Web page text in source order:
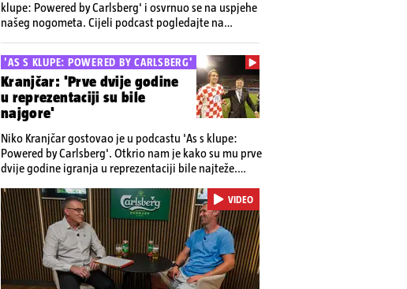
klupe: Powered by Carlsberg' i osvrnuo se na uspjehe
našeg nogometa. Cijeli podcast pogledajte na
'AS S KLUPE: POWERED BY CARLSBERG'
Kranjčar: 'Prve dvije godine
u reprezentaciji su bile
najgore'
Niko Kranjčar gostovao je u podcastu 'As s klupe:
Powered by Carlsberg'. Otkrio nam je kako su mu prve
dvije godine igranja u reprezentaciji bile najteže.
VIDEO